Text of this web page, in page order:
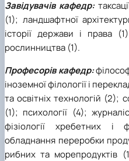
(MOOCs)
SEB-2025
University
LearningFaculty of
Faculty of
Faculty of
Management
Faculty of
Faculty of
Faculty of
Faculty
Faculty of
Ecology
Farm named
Science
Research
Horticulture
Research
Organic
Agricultural
Ukrainian
Radiology
Architecture
Boyarka
Resources
Crimean
Crimean
and
Irpin
International
Завідувачів кафедр:
(1); ландшафтної
історії держави і права
рослинництва (1).
Професорів кафедр:
іноземної філології і
та освітніх технологій (2);
(1); психології (4);
фізіології хребетних і
обладнання переробки
рибних та морепродуктів